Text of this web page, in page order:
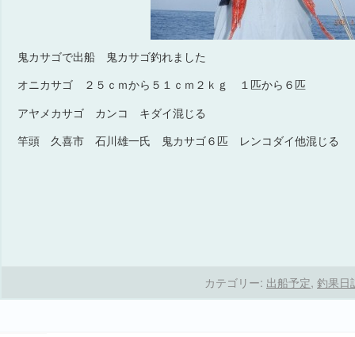
鬼カサゴで出船 鬼カサゴ釣れました
オニカサゴ ２５ｃｍから５１ｃｍ２ｋｇ １匹から６匹
アヤメカサゴ カンコ キダイ混じる
竿頭 久喜市 石川雄一氏 鬼カサゴ６匹 レンコダイ他混じる
カテゴリー: 出船予定, 釣果日